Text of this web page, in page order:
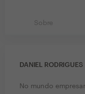
Sobre
DANIEL RODRIGUES
No mundo